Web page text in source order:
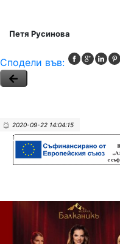
Петя Русинова
Сподели във:
2020-09-22 14:04:15